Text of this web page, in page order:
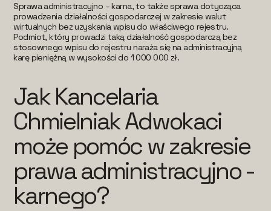
Sprawa administracyjno – karna, to także sprawa dotycząca
prowadzenia działalności gospodarczej w zakresie walut
wirtualnych bez uzyskania wpisu do właściwego rejestru.
Podmiot, który prowadzi taką działalność gospodarczą bez
stosownego wpisu do rejestru naraża się na administracyjną
karę pieniężną w wysokości do 1 000 000 zł.
Jak Kancelaria
Chmielniak Adwokaci
może pomóc w zakresie
prawa administracyjno -
karnego?